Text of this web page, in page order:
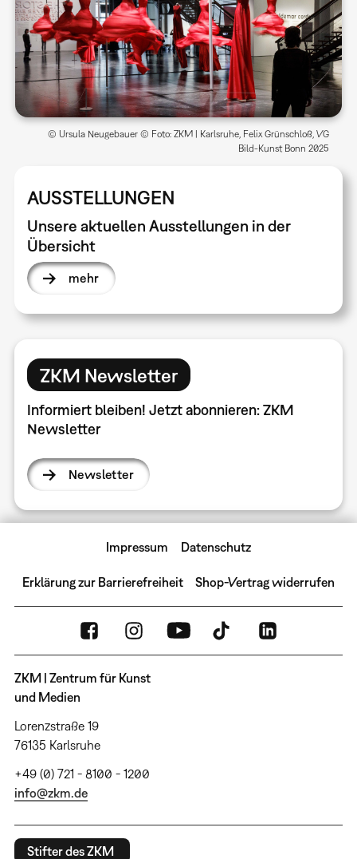
AUSSTELLUNGEN
Unsere aktuellen Ausstellungen in der
Übersicht
mehr
© Ursula Neugebauer © Foto: ZKM | Karlsruhe, Felix Grünschloß, VG
Bild-Kunst Bonn 2025
ZKM Newsletter
Informiert bleiben! Jetzt abonnieren: ZKM
Newsletter
Newsletter
Impressum Datenschutz
Erklärung zur Barrierefreiheit Shop-Vertrag widerrufen
ZKM | Zentrum für Kunst
und Medien
Lorenzstraße 19
76135 Karlsruhe
+49 (0) 721 - 8100 - 1200
info@zkm.de
Stifter des ZKM